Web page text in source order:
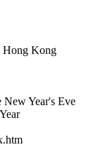
Hong Kong
New Year's Eve